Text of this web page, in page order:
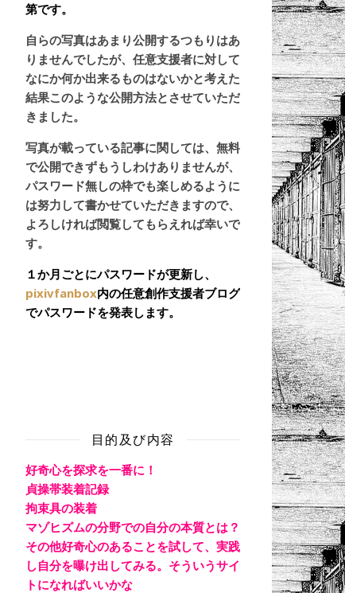
第です。
自らの写真はあまり公開するつもりはあ
りませんでしたが、任意支援者に対して
なにか何か出来るものはないかと考えた
結果このような公開方法とさせていただ
きました。
写真が載っている記事に関しては、無料
で公開できずもうしわけありませんが、
パスワード無しの枠でも楽しめるように
は努力して書かせていただきますので、
よろしければ閲覧してもらえれば幸いで
す。
１か月ごとにパスワードが更新し、
pixivfanbox内の任意創作支援者ブログ
でパスワードを発表します。
目的及び内容
好奇心を探求を一番に！
貞操帯装着記録
拘束具の装着
マゾヒズムの分野での自分の本質とは？
その他好奇心のあることを試して、実践
し自分を曝け出してみる。そういうサイ
トになればいいかな